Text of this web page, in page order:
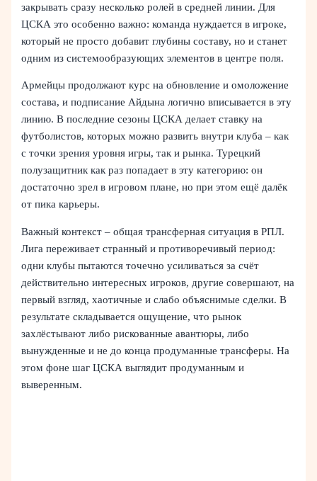
закрывать сразу несколько ролей в средней линии. Для
ЦСКА это особенно важно: команда нуждается в игроке,
который не просто добавит глубины составу, но и станет
одним из системообразующих элементов в центре поля.
Армейцы продолжают курс на обновление и омоложение
состава, и подписание Айдына логично вписывается в эту
линию. В последние сезоны ЦСКА делает ставку на
футболистов, которых можно развить внутри клуба – как
с точки зрения уровня игры, так и рынка. Турецкий
полузащитник как раз попадает в эту категорию: он
достаточно зрел в игровом плане, но при этом ещё далёк
от пика карьеры.
Важный контекст – общая трансферная ситуация в РПЛ.
Лига переживает странный и противоречивый период:
одни клубы пытаются точечно усиливаться за счёт
действительно интересных игроков, другие совершают, на
первый взгляд, хаотичные и слабо объяснимые сделки. В
результате складывается ощущение, что рынок
захлёстывают либо рискованные авантюры, либо
вынужденные и не до конца продуманные трансферы. На
этом фоне шаг ЦСКА выглядит продуманным и
выверенным.